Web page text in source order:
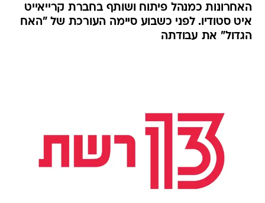
האחרונות כמנהל פיתוח ושותף בחברת קרייאייט
איט סטודיו. לפני כשבוע סיימה העורכת של "האח
הגדול" את עבודתה